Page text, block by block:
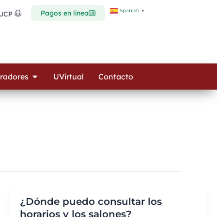
Pagos en línea Spanish ▼
Open Colaboradores
UVirtual Contacto
¿Dónde puedo consultar los
horarios y los salones?